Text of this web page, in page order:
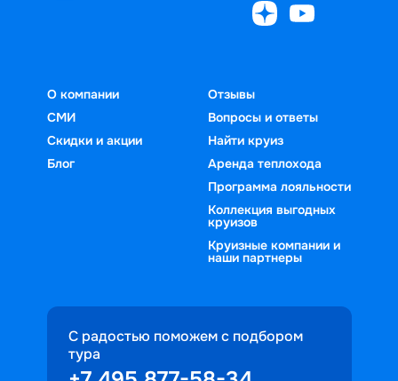
О компании
СМИ
Скидки и акции
Блог
Отзывы
Вопросы и ответы
Найти круиз
Аренда теплохода
Программа лояльности
Коллекция выгодных
круизов
Круизные компании и
наши партнеры
С радостью поможем с подбором
тура